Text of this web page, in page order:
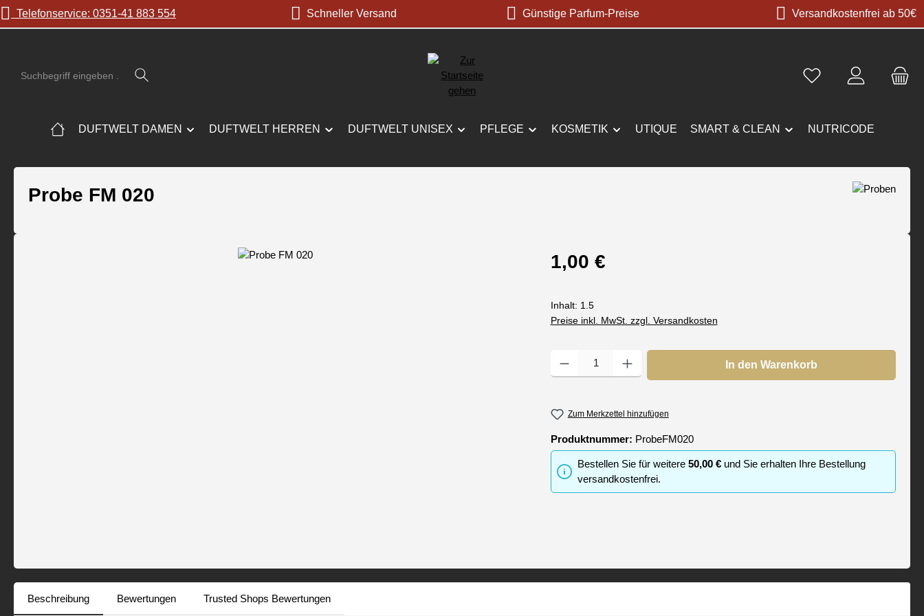
Hauptinhalt springen
Zur Suche springen
Zur Hauptnavigation springen
Telefonservice: 0351-41 883 554 Schneller Versand Günstige Parfum-Preise Versandkostenfrei ab 50€
DUFTWELT DAMEN DUFTWELT HERREN DUFTWELT UNISEX PFLEGE KOSMETIK UTIQUE SMART & CLEAN NUTRICODE
Probe FM 020
Regulärer Preis:
1,00 €
Inhalt: 1.5
Preise inkl. MwSt. zzgl. Versandkosten
Produkt Anzahl: Gib den gewünschten Wert ein oder benutze die Schaltflächen um
In den Warenkorb
Zum Merkzettel hinzufügen
Produktnummer: ProbeFM020
Bestellen Sie für weitere 50,00 €und Sie erhalten Ihre Bestellung
versandkostenfrei.
Beschreibung Bewertungen Trusted Shops Bewertungen